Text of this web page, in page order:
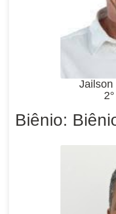
Jailson
Biênio: